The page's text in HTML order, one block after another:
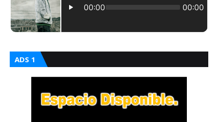
ADS 1